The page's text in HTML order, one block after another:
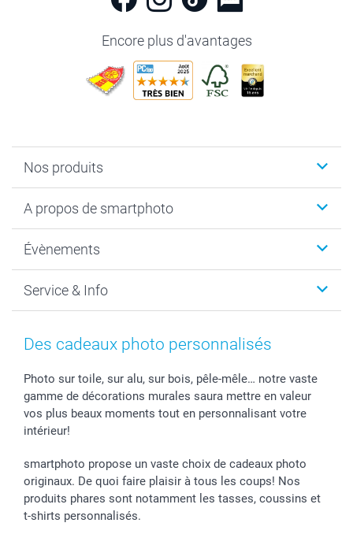
Encore plus d'avantages
Nos produits
Cadeaux photo
MyNameBook
Développement photo & Tirage photo
Cadres photo & accessoires déco
Stickers & Etiquettes
Chèque Cadeau
A propos de smartphoto
Durabilité
Gestion des cookies
Mentions Légales
Affiliation
Investor Relations
B2B smartbusiness
Évènements
Nouvel An
Fête des Mères
Confirmation ou communion
Mariage
Fête d'anniversaire
Tous les évènements
Service & Info
Tarifs et frais de livraison
Livraison en 48 heures
Modes de Paiement
Identifiez-vous
Statut de ma commande
smarfriends
smartgarantie
smartbonus
Des cadeaux photo personnalisés
Photo sur toile, sur alu, sur bois, pêle-mêle… notre vaste
gamme de décorations murales saura mettre en valeur
vos plus beaux moments tout en personnalisant votre
intérieur!
smartphoto propose un vaste choix de cadeaux photo
originaux. De quoi faire plaisir à tous les coups! Nos
produits phares sont notamment les tasses, coussins et
t-shirts personnalisés.